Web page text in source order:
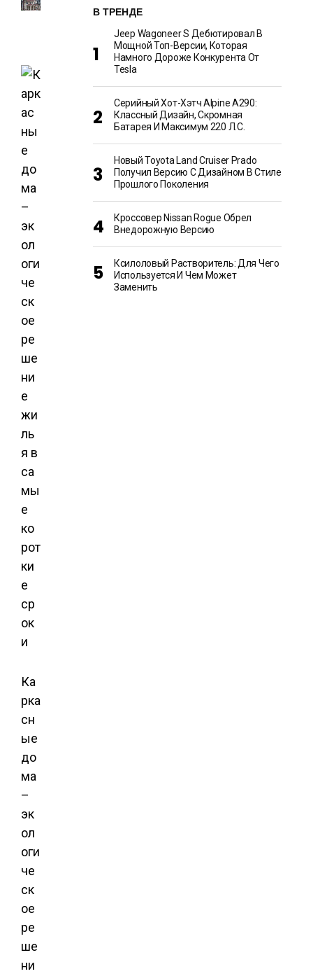
Ка
рка
сн
ые
до
ма
–
эк
ол
оги
че
ск
ое
ре
ше
ни
В ТРЕНДЕ
Jeep Wagoneer S Дебютировал В
Мощной Топ-Версии, Которая
Намного Дороже Конкурента От
Tesla
Серийный Хот-Хэтч Alpine A290:
Классный Дизайн, Скромная
Батарея И Максимум 220 Л.с.
Новый Toyota Land Cruiser Prado
Получил Версию С Дизайном В Стиле
Прошлого Поколения
Кроссовер Nissan Rogue Обрел
Внедорожную Версию
Ксилоловый Растворитель: Для Чего
Используется И Чем Может
Заменить